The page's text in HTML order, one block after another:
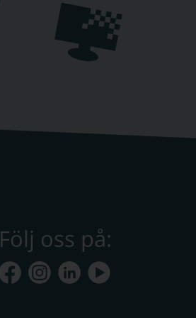
Följ oss på: